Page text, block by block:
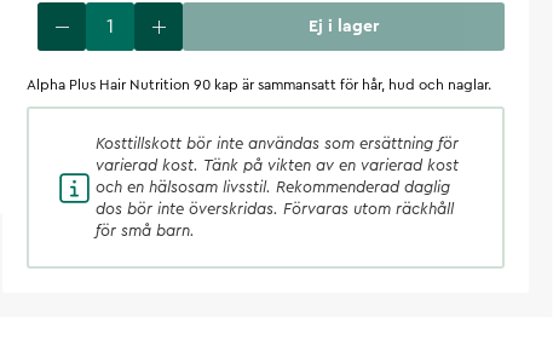
Ej i lager
Alpha Plus Hair Nutrition 90 kap är sammansatt för hår, hud och naglar.
Kosttillskott bör inte användas som ersättning för
varierad kost. Tänk på vikten av en varierad kost
och en hälsosam livsstil. Rekommenderad daglig
dos bör inte överskridas. Förvaras utom räckhåll
för små barn.